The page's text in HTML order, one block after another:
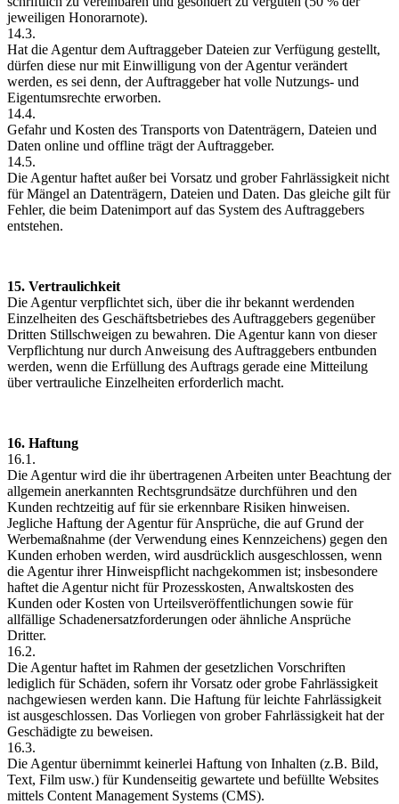
jeweiligen Honorarnote).
14.3.
Hat die Agentur dem Auftraggeber Dateien zur Verfügung gestellt,
dürfen diese nur mit Einwilligung von der Agentur verändert
werden, es sei denn, der Auftraggeber hat volle Nutzungs- und
Eigentumsrechte erworben.
14.4.
Gefahr und Kosten des Transports von Datenträgern, Dateien und
Daten online und offline trägt der Auftraggeber.
14.5.
Die Agentur haftet außer bei Vorsatz und grober Fahrlässigkeit nicht
für Mängel an Datenträgern, Dateien und Daten. Das gleiche gilt für
Fehler, die beim Datenimport auf das System des Auftraggebers
entstehen.
15. Vertraulichkeit
Die Agentur verpflichtet sich, über die ihr bekannt werdenden
Einzelheiten des Geschäftsbetriebes des Auftraggebers gegenüber
Dritten Stillschweigen zu bewahren. Die Agentur kann von dieser
Verpflichtung nur durch Anweisung des Auftraggebers entbunden
werden, wenn die Erfüllung des Auftrags gerade eine Mitteilung
über vertrauliche Einzelheiten erforderlich macht.
16. Haftung
16.1.
Die Agentur wird die ihr übertragenen Arbeiten unter Beachtung der
allgemein anerkannten Rechtsgrundsätze durchführen und den
Kunden rechtzeitig auf für sie erkennbare Risiken hinweisen.
Jegliche Haftung der Agentur für Ansprüche, die auf Grund der
Werbemaßnahme (der Verwendung eines Kennzeichens) gegen den
Kunden erhoben werden, wird ausdrücklich ausgeschlossen, wenn
die Agentur ihrer Hinweispflicht nachgekommen ist; insbesondere
haftet die Agentur nicht für Prozesskosten, Anwaltskosten des
Kunden oder Kosten von Urteilsveröffentlichungen sowie für
allfällige Schadenersatzforderungen oder ähnliche Ansprüche
Dritter.
16.2.
Die Agentur haftet im Rahmen der gesetzlichen Vorschriften
lediglich für Schäden, sofern ihr Vorsatz oder grobe Fahrlässigkeit
nachgewiesen werden kann. Die Haftung für leichte Fahrlässigkeit
ist ausgeschlossen. Das Vorliegen von grober Fahrlässigkeit hat der
Geschädigte zu beweisen.
16.3.
Die Agentur übernimmt keinerlei Haftung von Inhalten (z.B. Bild,
Text, Film usw.) für Kundenseitig gewartete und befüllte Websites
mittels Content Management Systems (CMS).